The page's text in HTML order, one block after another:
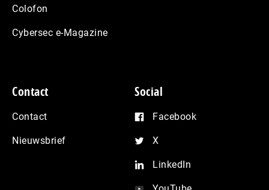
Colofon
Cybersec e-Magazine
Contact
Contact
Nieuwsbrief
Social
Facebook
X
LinkedIn